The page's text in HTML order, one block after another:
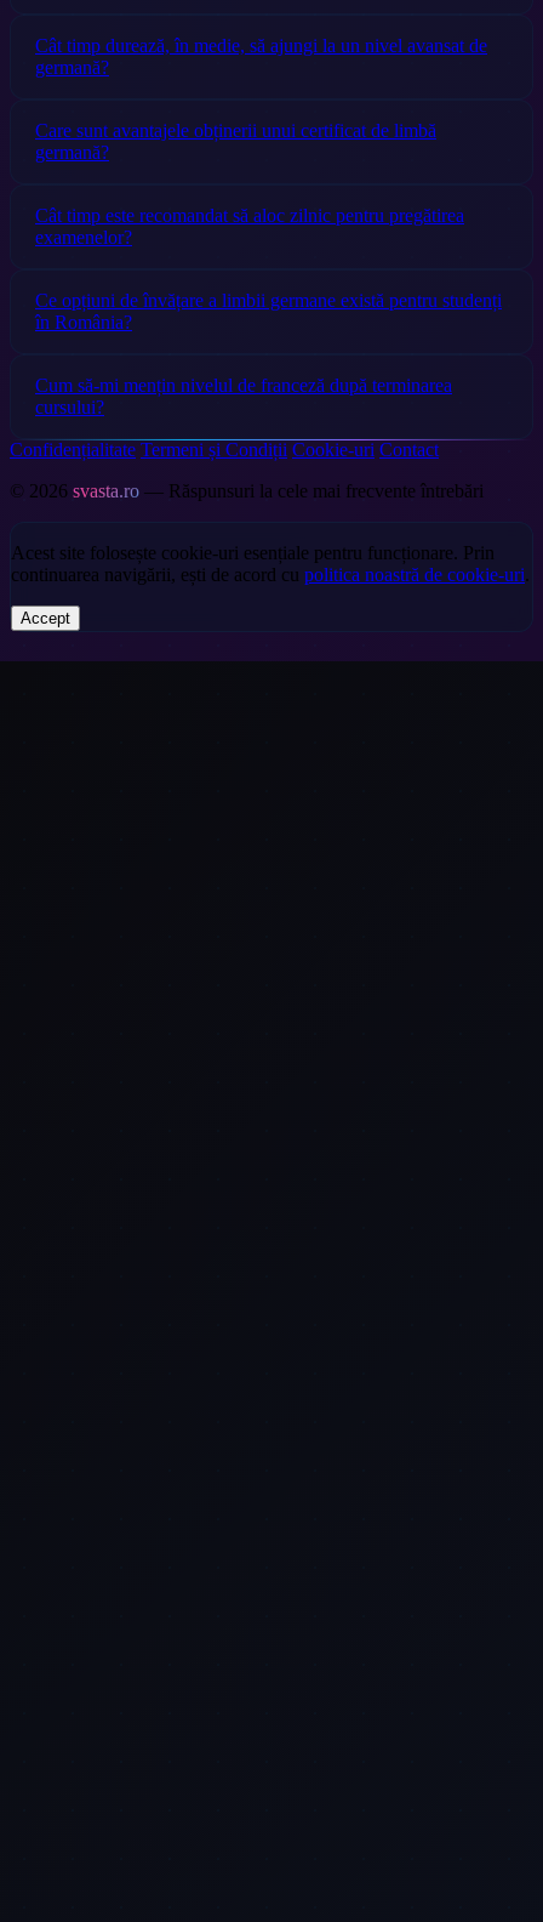
Cât timp durează, în medie, să ajungi la un nivel avansat de
germană?
Care sunt avantajele obținerii unui certificat de limbă
germană?
Cât timp este recomandat să aloc zilnic pentru pregătirea
examenelor?
Ce opțiuni de învățare a limbii germane există pentru studenți
în România?
Cum să-mi mențin nivelul de franceză după terminarea
cursului?
Confidențialitate Termeni și Condiții Cookie-uri Contact
© 2026 svasta.ro — Răspunsuri la cele mai frecvente întrebări
Acest site folosește cookie-uri esențiale pentru funcționare. Prin
continuarea navigării, ești de acord cu politica noastră de cookie-uri.
Accept